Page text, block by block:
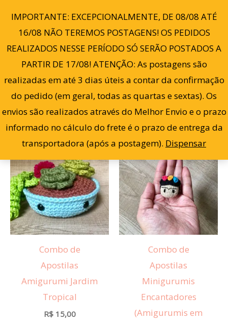
IMPORTANTE: EXCEPCIONALMENTE, DE 08/08 ATÉ
16/08 NÃO TEREMOS POSTAGENS! OS PEDIDOS
REALIZADOS NESSE PERÍODO SÓ SERÃO POSTADOS A
PARTIR DE 17/08! ATENÇÃO: As postagens são
realizadas em até 3 dias úteis a contar da confirmação
do pedido (em geral, todas as quartas e sextas). Os
envios são realizados através do Melhor Envio e o prazo
informado no cálculo do frete é o prazo de entrega da
transportadora (após a postagem). Dispensar
para
conteúdo
0
Filter Mostrando todos os 2 resultados
Combo de
Apostilas
Amigurumi Jardim
Tropical
R$15,00
Combo de
Apostilas
Minigurumis
Encantadores
(Amigurumis em